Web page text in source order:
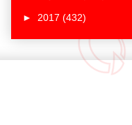
► 2017 (432)